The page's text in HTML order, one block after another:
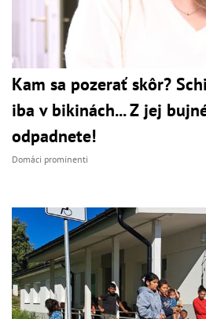
Kam sa pozerať skôr?
iba v bikinách... Z jej
odpadnete!
Domáci prominenti